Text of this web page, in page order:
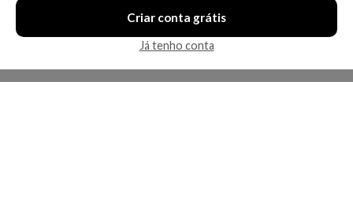
Criar conta grátis
Já tenho conta